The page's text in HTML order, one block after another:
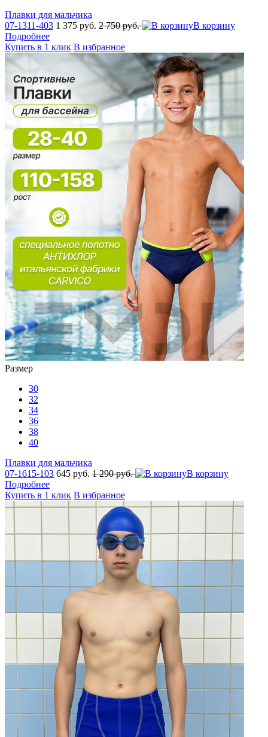
Плавки для мальчика
07-1311-403 1 375 руб. 2 750 руб.
В корзину
Подробнее
Купить в 1 клик В избранное
Размер
30
32
34
36
38
40
Плавки для мальчика
07-1615-103 645 руб. 1 290 руб.
В корзину
Подробнее
Купить в 1 клик В избранное